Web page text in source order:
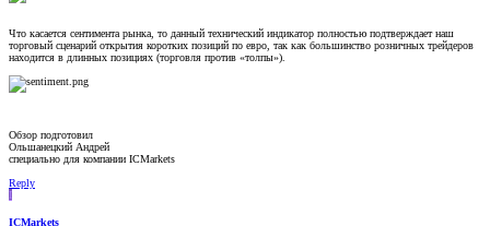
Что касается сентимента рынка, то данный технический индикатор полностью подтверждает наш
торговый сценарий открытия коротких позиций по евро, так как большинство розничных трейдеров
находится в длинных позициях (торговля против «толпы»).
Обзор подготовил
Ольшанецкий Андрей
специально для компании ICMarkets
Reply
ICMarkets